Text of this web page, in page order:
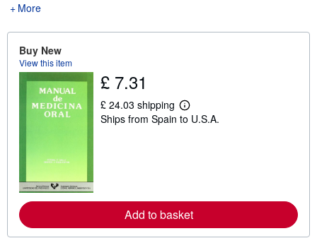
More
Buy New
View this item
£ 7.31
£ 24.03 shipping
L
e
a
b
o
u
Ships from Spain to U.S.A.
Add to basket